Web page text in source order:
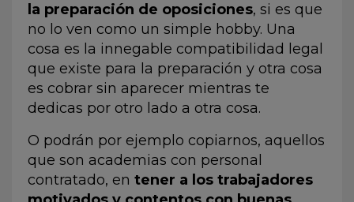
la preparación de oposiciones, si es que
no lo ven como un simple hobby. Una
cosa es la innegable compatibilidad legal
que existe para la preparación y otra cosa
es cobrar sin aparecer mientras te
dedicas por otro lado a otra cosa.
O podrán por ejemplo copiarnos, aquellos
que son academias con personal
contratado, en tener a los trabajadores